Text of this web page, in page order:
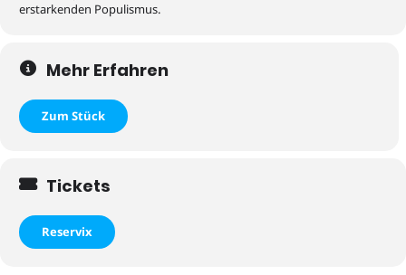
erstarkenden Populismus.
Mehr Erfahren
Zum Stück
Tickets
Reservix